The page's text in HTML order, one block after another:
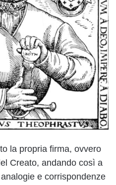
la propria firma, ovvero
Creato, andando così a
e corrispondenze